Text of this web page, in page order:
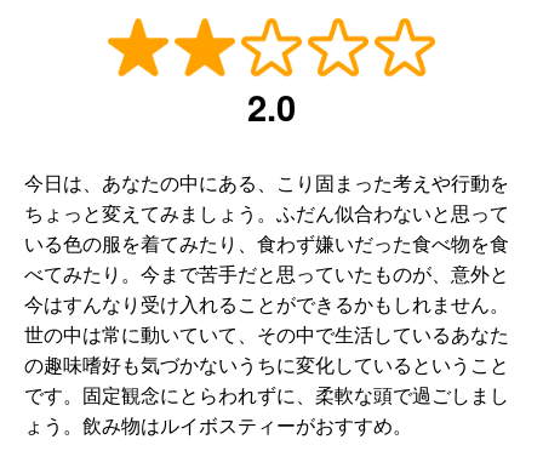
2.0
今日は、あなたの中にある、こり固まった考えや行動を
ちょっと変えてみましょう。ふだん似合わないと思って
いる色の服を着てみたり、食わず嫌いだった食べ物を食
べてみたり。今まで苦手だと思っていたものが、意外と
今はすんなり受け入れることができるかもしれません。
世の中は常に動いていて、その中で生活しているあなた
の趣味嗜好も気づかないうちに変化しているということ
です。固定観念にとらわれずに、柔軟な頭で過ごしまし
ょう。飲み物はルイボスティーがおすすめ。